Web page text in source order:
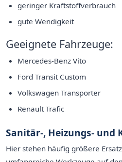
geringer Kraftstoffverbrauch
gute Wendigkeit
Geeignete Fahrzeuge:
Mercedes-Benz Vito
Ford Transit Custom
Volkswagen Transporter
Renault Trafic
Sanitär-, Heizungs- und
Hier stehen häufig größere